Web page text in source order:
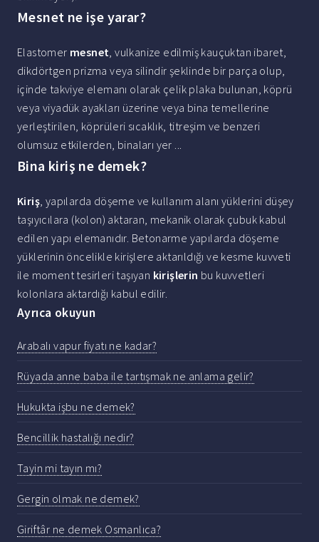
Mesnet ne işe yarar?
Elastomer mesnet, vulkanize edilmiş kauçuktan ibaret,
dikdörtgen prizma veya silindir şeklinde bir parça olup,
içinde takviye elemanı olarak çelik plaka bulunan, köprü
veya viyadük ayakları üzerine veya bina temellerine
yerleştirilen, köprüleri sıcaklık, titreşim ve benzeri
olumsuz etkilerden, binaları yer ...
Bina kiriş ne demek?
Kiriş, yapılarda döşeme ve kullanım alanı yüklerini düşey
taşıyıcılara (kolon) aktaran, mekanik olarak çubuk kabul
edilen yapı elemanıdır. Betonarme yapılarda döşeme
yüklerinin öncelikle kirişlere aktarıldığı ve kesme kuvveti
ile moment tesirleri taşıyan kirişlerin bu kuvvetleri
kolonlara aktardığı kabul edilir.
Ayrıca okuyun
Arabalı vapur fiyatı ne kadar?
Rüyada anne baba ile tartışmak ne anlama gelir?
Hukukta işbu ne demek?
Bencillik hastalığı nedir?
Tayin mi tayın mı?
Gergin olmak ne demek?
Giriftâr ne demek Osmanlıca?